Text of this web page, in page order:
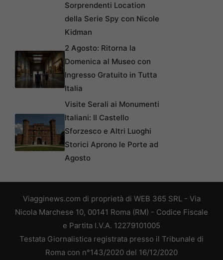
Sorprendenti Location
della Serie Spy con Nicole
Kidman
2 Agosto: Ritorna la
Domenica al Museo con
Ingresso Gratuito in Tutta
Italia
Visite Serali ai Monumenti
Italiani: Il Castello
Sforzesco e Altri Luoghi
Storici Aprono le Porte ad
Agosto
Viagginews.com di proprietà di WEB 365 SRL - Via
Nicola Marchese 10, 00141 Roma (RM) - Codice Fiscale
e Partita I.V.A. 12279101005
Testata Giornalistica registrata presso il Tribunale di
Roma con n°143/2020 del 16/12/2020